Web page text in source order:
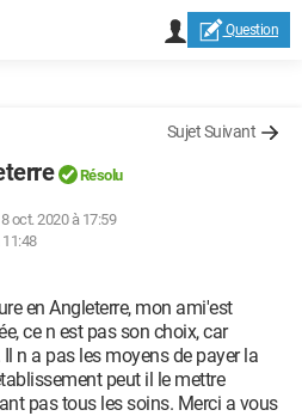
Question
Sujet Suivant
Résolu
oct. 2020 à 17:59
en Angleterre, mon ami'est
ce n est pas son choix, car
n a pas les moyens de payer la
peut il le mettre
pas tous les soins. Merci a vous